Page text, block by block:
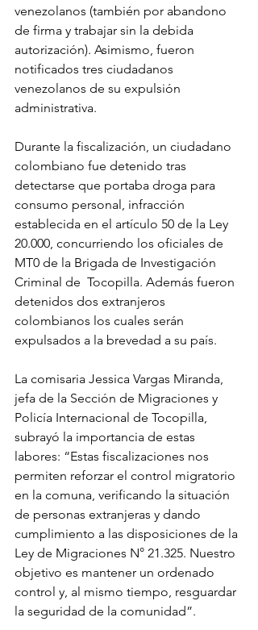
venezolanos (también por abandono
de firma y trabajar sin la debida
autorización). Asimismo, fueron
notificados tres ciudadanos
venezolanos de su expulsión
administrativa.
Durante la fiscalización, un ciudadano
colombiano fue detenido tras
detectarse que portaba droga para
consumo personal, infracción
establecida en el artículo 50 de la Ley
20.000, concurriendo los oficiales de
MT0 de la Brigada de Investigación
Criminal de  Tocopilla. Además fueron
detenidos dos extranjeros
colombianos los cuales serán
expulsados a la brevedad a su país.
La comisaria Jessica Vargas Miranda,
jefa de la Sección de Migraciones y
Policía Internacional de Tocopilla,
subrayó la importancia de estas
labores: “Estas fiscalizaciones nos
permiten reforzar el control migratorio
en la comuna, verificando la situación
de personas extranjeras y dando
cumplimiento a las disposiciones de la
Ley de Migraciones N° 21.325. Nuestro
objetivo es mantener un ordenado
control y, al mismo tiempo, resguardar
la seguridad de la comunidad”.